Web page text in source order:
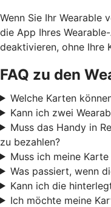
Wenn Sie Ihr Wearable
die App Ihres
deaktivieren, ohne Ihre
FAQ zu den
Welche Karten
Kann ich zwei
Muss das Handy in
zu bezahlen?
Muss ich meine
Was passiert, wenn
Kann ich die
Ich möchte meine